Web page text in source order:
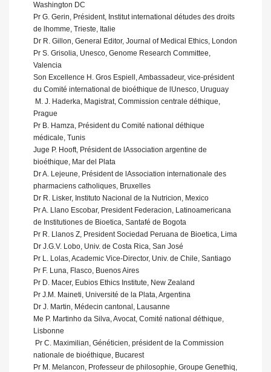
Washington DC
Pr G. Gerin, Président, Institut international détudes des droits
de lhomme, Trieste, Italie
Dr R. Gillon, General Editor, Journal of Medical Ethics, London
Pr S. Grisolia, Unesco, Genome Research Committee,
Valencia
Son Excellence H. Gros Espiell, Ambassadeur, vice-président
du Comité international de bioéthique de lUnesco, Uruguay
 M. J. Haderka, Magistrat, Commission centrale déthique,
Prague
Pr B. Hamza, Président du Comité national déthique
médicale, Tunis
Juge P. Hooft, Président de lAssociation argentine de
bioéthique, Mar del Plata
Dr A. Lejeune, Président de lAssociation internationale des
pharmaciens catholiques, Bruxelles
Dr R. Lisker, Instituto Nacional de la Nutricion, Mexico
Pr A. Llano Escobar, President Federacion, Latinoamericana
de Institutiones de Bioetica, Santafé de Bogota
Pr R. Llanos Z, President Sociedad Peruana de Bioetica, Lima
Dr J.G.V. Lobo, Univ. de Costa Rica, San José
Pr L. Lolas, Academic Vice-Director, Univ. de Chile, Santiago
Pr F. Luna, Flasco, Buenos Aires
Pr D. Macer, Eubios Ethics Institute, New Zealand
Pr J.M. Maineti, Université de la Plata, Argentina
Dr J. Martin, Médecin cantonal, Lausanne
Me P. Martinho da Silva, Avocat, Comité national déthique,
Lisbonne
 Pr C. Maximilian, Généticien, président de la Commission
nationale de bioéthique, Bucarest
Pr M. Melancon, Professeur de philosophie, Groupe Genethiq,